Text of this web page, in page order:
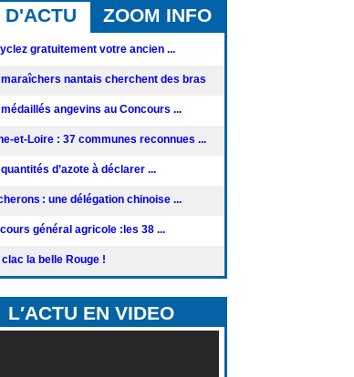
D'ACTU ZOOM INFO
gratuitement votre ancien ...
maraîchers nantais cherchent des bras
angevins au Concours ...
et-Loire : 37 communes reconnues ...
d’azote à déclarer ...
: une délégation chinoise ...
général agricole :les 38 ...
la belle Rouge !
L′ACTU EN VIDEO